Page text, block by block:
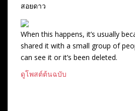
สอยดาว
When this happens, it’s usually
shared it with a small group of
can see it or it’s been deleted.
ดูโพสต์ต้นฉบับ